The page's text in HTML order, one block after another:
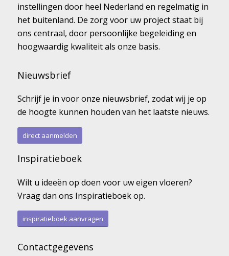
instellingen door heel Nederland en regelmatig in
het buitenland. De zorg voor uw project staat bij
ons centraal, door persoonlijke begeleiding en
hoogwaardig kwaliteit als onze basis.
Nieuwsbrief
Schrijf je in voor onze nieuwsbrief, zodat wij je op
de hoogte kunnen houden van het laatste nieuws.
direct aanmelden
Inspiratieboek
Wilt u ideeën op doen voor uw eigen vloeren?
Vraag dan ons Inspiratieboek op.
inspiratieboek aanvragen
Contactgegevens